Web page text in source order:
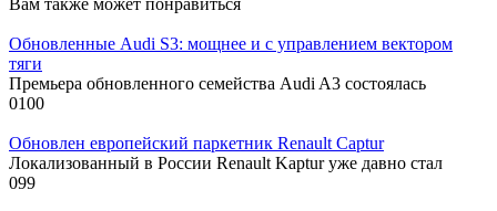
Обновленные Audi S3: мощнее и с управлением вектором
тяги
Премьера обновленного семейства Audi A3 состоялась
0100
Обновлен европейский паркетник Renault Captur
Локализованный в России Renault Kaptur уже давно стал
099